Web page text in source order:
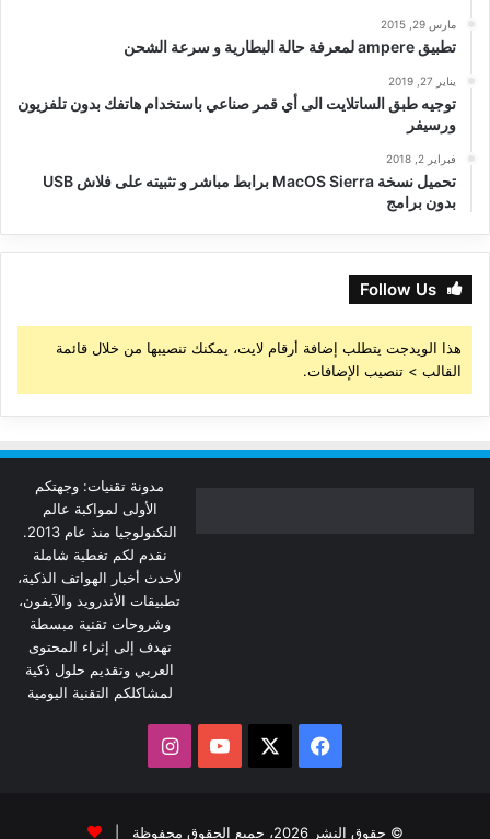
مارس 29, 2015
تطبيق ampere لمعرفة حالة البطارية و سرعة الشحن
يناير 27, 2019
توجيه طبق الساتلايت الى أي قمر صناعي باستخدام هاتفك بدون تلفزيون
ورسيفر
فبراير 2, 2018
تحميل نسخة MacOS Sierra برابط مباشر و تثبيته على فلاش USB
بدون برامج
Follow Us
هذا الويدجت يتطلب إضافة أرقام لايت، يمكنك تنصيبها من خلال قائمة
القالب > تنصيب الإضافات.
مدونة تقنيات: وجهتكم
الأولى لمواكبة عالم
التكنولوجيا منذ عام 2013.
نقدم لكم تغطية شاملة
لأحدث أخبار الهواتف الذكية،
تطبيقات الأندرويد والآيفون،
وشروحات تقنية مبسطة
تهدف إلى إثراء المحتوى
العربي وتقديم حلول ذكية
لمشاكلكم التقنية اليومية
فيسبوك ‫YouTubeانستقرام
© حقوق النشر 2026، جميع الحقوق محفوظة |